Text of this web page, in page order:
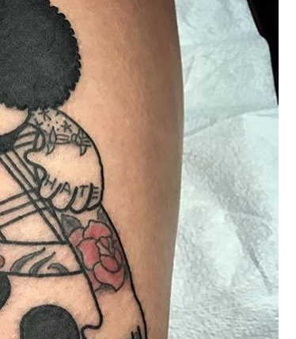
最全纹身资讯服务平台，每周放送国内外精彩纹身图
词即可自助查询相关纹身图文信息，或回复“１”访